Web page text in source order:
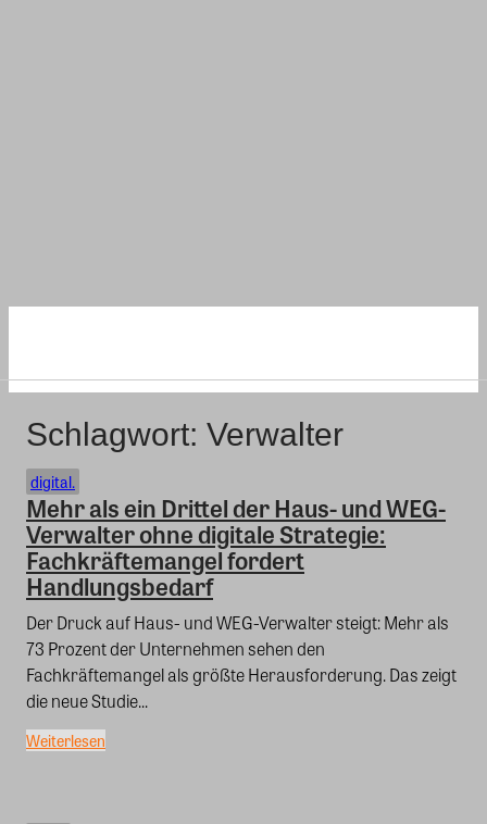
Schlagwort: Verwalter
digital.
Mehr als ein Drittel der Haus- und WEG-
Verwalter ohne digitale Strategie:
Fachkräftemangel fordert
Handlungsbedarf
Der Druck auf Haus- und WEG-Verwalter steigt: Mehr als
73 Prozent der Unternehmen sehen den
Fachkräftemangel als größte Herausforderung. Das zeigt
die neue Studie...
Weiterlesen